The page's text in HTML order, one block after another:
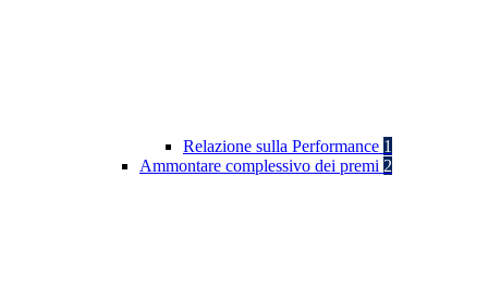
Relazione sulla Performance 1
Ammontare complessivo dei premi 2